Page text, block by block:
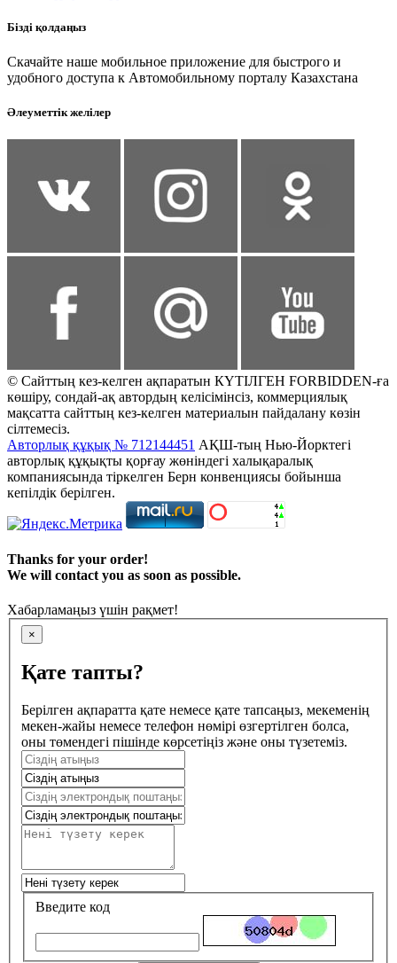
Бізді қолдаңыз
Скачайте наше мобильное приложение для быстрого и
удобного доступа к Автомобильному порталу Казахстана
Әлеуметтік желілер
© Сайттың кез-келген ақпаратын КҮТІЛГЕН FORBIDDEN-ға
көшіру, сондай-ақ автордың келісімінсіз, коммерциялық
мақсатта сайттың кез-келген материалын пайдалану көзін
сілтемесіз.
Авторлық құқық № 712144451 АҚШ-тың Нью-Йорктегі
авторлық құқықты қорғау жөніндегі халықаралық
компаниясында тіркелген Берн конвенциясы бойынша
кепілдік берілген.
Thanks for your order!
We will contact you as soon as possible.
Хабарламаңыз үшін рақмет!
×
Қате тапты?
Берілген ақпаратта қате немесе қате тапсаңыз, мекеменің
мекен-жайы немесе телефон нөмірі өзгертілген болса,
оны төмендегі пішінде көрсетіңіз және оны түзетеміз.
Введите код